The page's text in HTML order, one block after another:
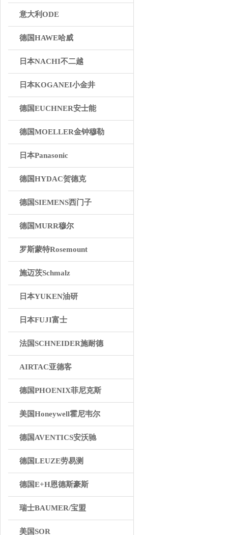
意大利ODE
德国HAWE哈威
日本NACHI不二越
日本KOGANEI小金井
德国EUCHNER安士能
德国MOELLER金钟穆勒
日本Panasonic
德国HYDAC贺德克
德国SIEMENS西门子
德国MURR穆尔
罗斯蒙特Rosemount
施迈茨Schmalz
日本YUKEN油研
日本FUJI富士
法国SCHNEIDER施耐德
AIRTAC亚德客
德国PHOENIX菲尼克斯
美国Honeywell霍尼韦尔
德国AVENTICS安沃驰
德国LEUZE劳易测
德国E+H恩德斯豪斯
瑞士BAUMER/宝盟
美国SOR